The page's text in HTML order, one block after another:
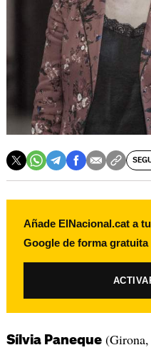
Añade ElNacional.cat a
Google de forma gratuita
Sílvia Paneque(Girona,